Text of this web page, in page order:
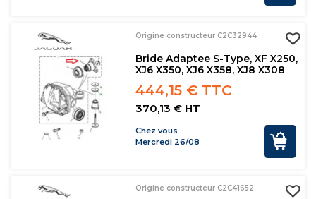
Origine constructeur C2C32944
Bride Adaptee S-Type, XF X250,
XJ6 X350, XJ6 X358, XJ8 X308
444,15 € TTC
370,13 € HT
Chez vous
Mercredi 26/08
Origine constructeur C2C41652